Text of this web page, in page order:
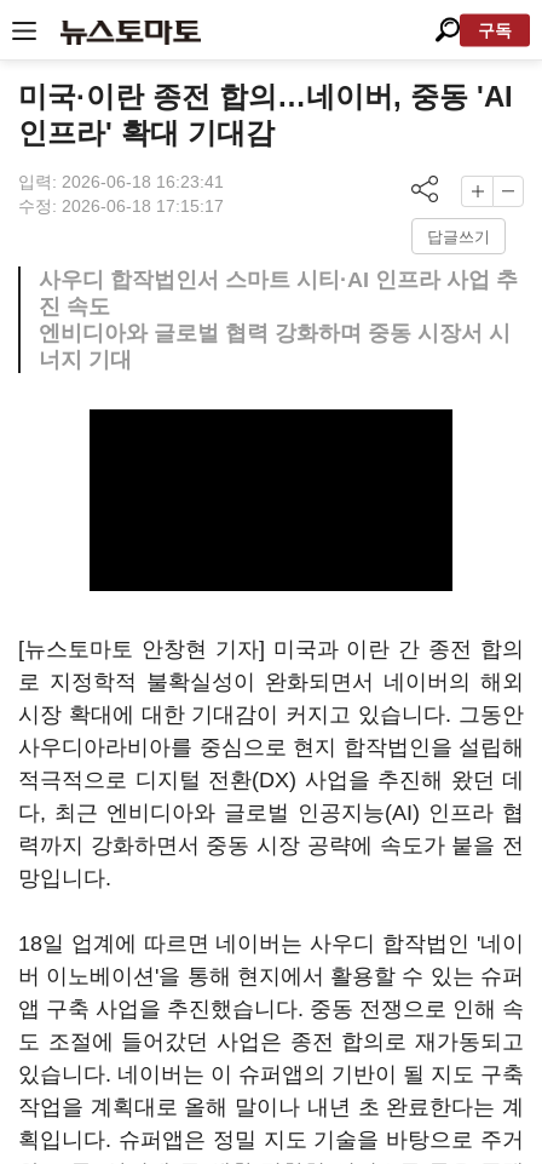
구독
미국·이란 종전 합의…네이버, 중동 'AI
인프라' 확대 기대감
입력: 2026-06-18 16:23:41
수정: 2026-06-18 17:15:17
답글쓰기
사우디 합작법인서 스마트 시티·AI 인프라 사업 추
진 속도
엔비디아와 글로벌 협력 강화하며 중동 시장서 시
너지 기대
[뉴스토마토 안창현 기자] 미국과 이란 간 종전 합의
로 지정학적 불확실성이 완화되면서 네이버의 해외
시장 확대에 대한 기대감이 커지고 있습니다. 그동안
사우디아라비아를 중심으로 현지 합작법인을 설립해
적극적으로 디지털 전환(DX) 사업을 추진해 왔던 데
다, 최근 엔비디아와 글로벌 인공지능(AI) 인프라 협
력까지 강화하면서 중동 시장 공략에 속도가 붙을 전
망입니다.
18일 업계에 따르면 네이버는 사우디 합작법인 '네이
버 이노베이션'을 통해 현지에서 활용할 수 있는 슈퍼
앱 구축 사업을 추진했습니다. 중동 전쟁으로 인해 속
도 조절에 들어갔던 사업은 종전 합의로 재가동되고
있습니다. 네이버는 이 슈퍼앱의 기반이 될 지도 구축
작업을 계획대로 올해 말이나 내년 초 완료한다는 계
획입니다. 슈퍼앱은 정밀 지도 기술을 바탕으로 주거